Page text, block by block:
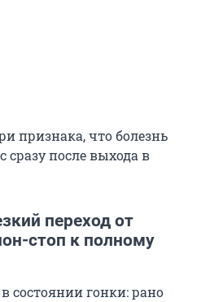
признака, что болезнь
сразу после выхода в
переход от
стоп к полному
состоянии гонки: рано